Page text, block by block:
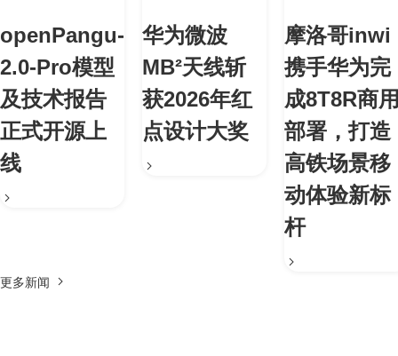
openPangu-
2.0-Pro模型
及技术报告
正式开源上
线
华为微波
MB²天线斩
获2026年红
点设计大奖
摩洛哥inwi
携手华为完
成8T8R商
部署，打造
高铁场景移
动体验新标
杆
更多新闻